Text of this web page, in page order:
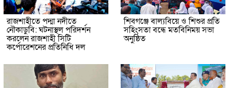
রাজশাহীতে পদ্মা নদীতে
নৌকাডুবি: ঘটনাস্থল পরিদর্শন
করলেন রাজশাহী সিটি
কর্পোরেশনের প্রতিনিধি দল
শিবগঞ্জে বাল্যবিয়ে ও শিশুর প্রতি
সহিংসতা বন্ধে মতবিনিময় সভা
অনুষ্ঠিত